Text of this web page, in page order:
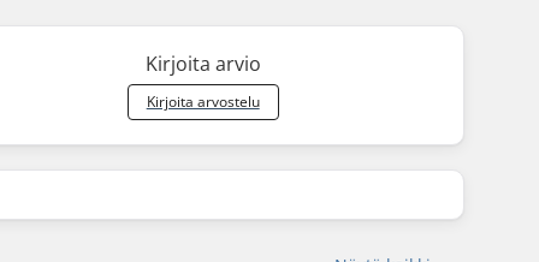
Kirjoita arvio
Kirjoita arvostelu